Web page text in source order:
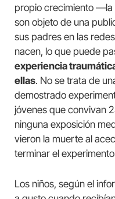
propio crecimiento —la
son objeto de una
sus padres en las
nacen, lo que puede
experiencia
ellas. No se trata de
demostrado
jóvenes que convivan
ninguna exposición
vieron la muerte al
terminar el
Los niños, según el